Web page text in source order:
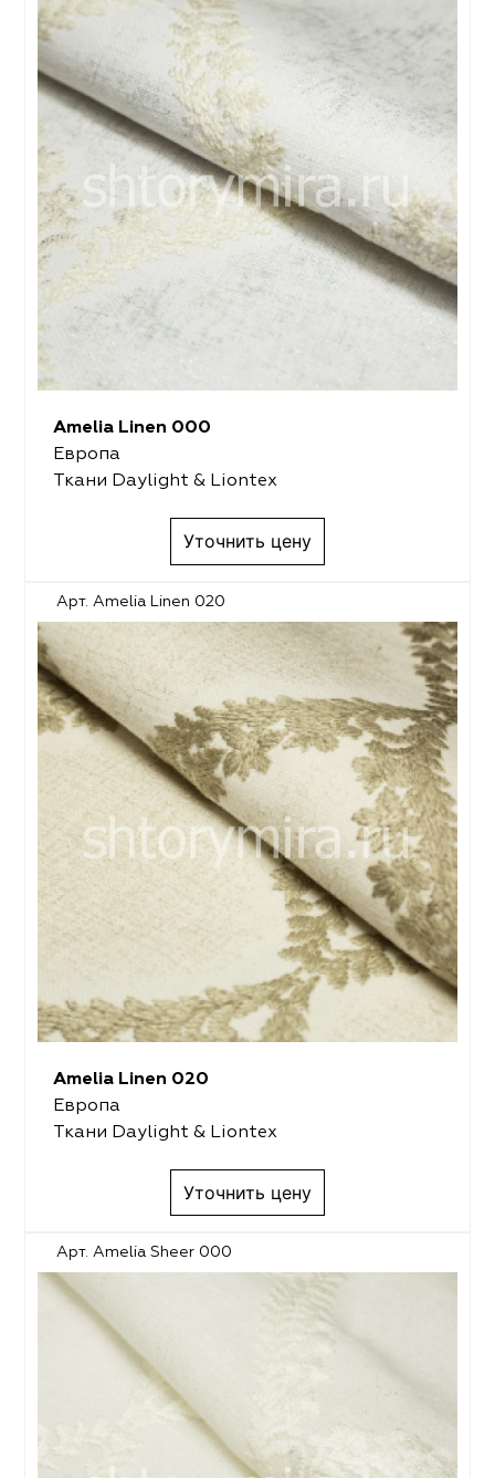
Amelia Linen 000
Европа
Ткани Daylight & Liontex
Уточнить цену
Арт. Amelia Linen 020
Amelia Linen 020
Европа
Ткани Daylight & Liontex
Уточнить цену
Арт. Amelia Sheer 000